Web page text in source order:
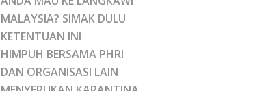
MALAYSIA? SIMAK DULU
KETENTUAN INI
HIMPUH BERSAMA PHRI
DAN ORGANISASI LAIN